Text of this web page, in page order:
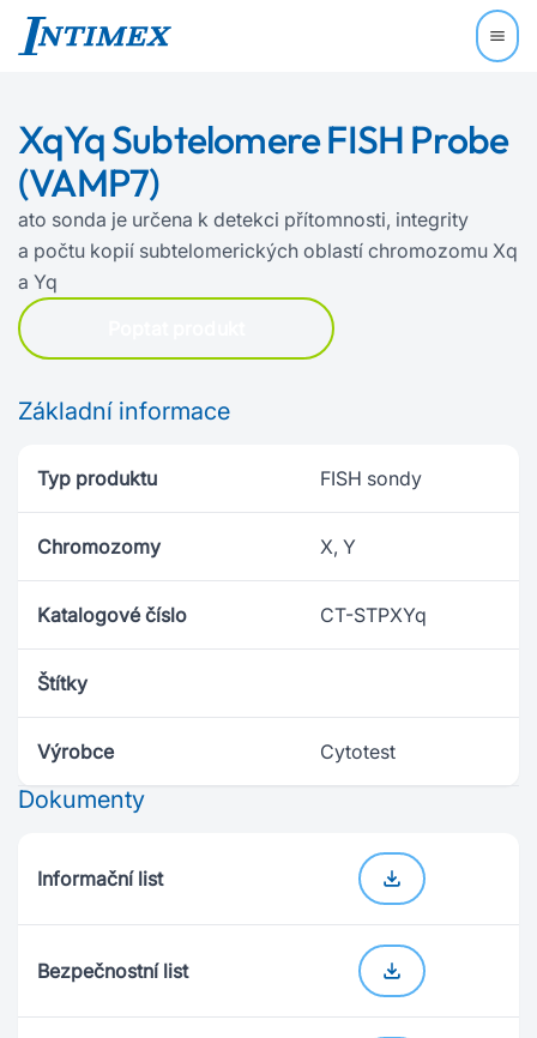
XqYq Subtelomere FISH Probe
(VAMP7)
ato sonda je určena k detekci přítomnosti, integrity
a počtu kopií subtelomerických oblastí chromozomu Xq
a Yq
Základní informace
Typ produktu FISH sondy
Chromozomy X, Y
Katalogové číslo CT-STPXYq
Štítky
Výrobce Cytotest
Dokumenty
Informační list
Bezpečnostní list